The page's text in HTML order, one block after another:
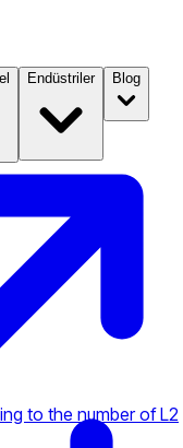
Endüstriler Blog
to the number of L2